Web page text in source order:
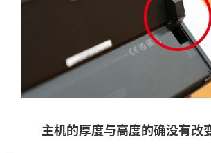
主机的厚度与高度的确没有改